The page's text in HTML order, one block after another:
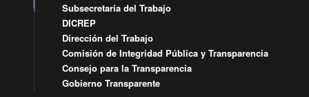
Subsecretaría del Trabajo
DICREP
Dirección del Trabajo
Comisión de Integridad Pública y Transparencia
Consejo para la Transparencia
Gobierno Transparente